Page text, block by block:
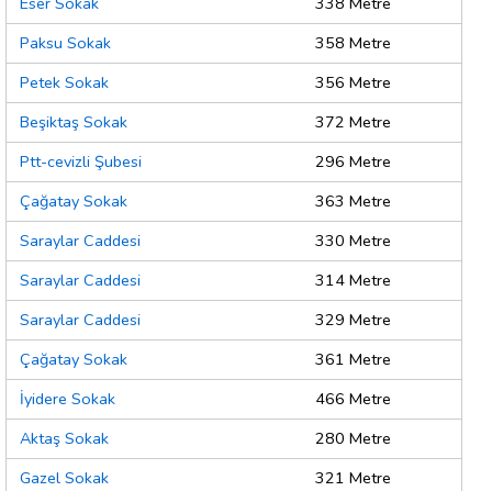
Paksu Sokak
358 Metre
Petek Sokak
356 Metre
Beşiktaş Sokak
372 Metre
Ptt-cevizli Şubesi
296 Metre
Çağatay Sokak
363 Metre
Saraylar Caddesi
330 Metre
Saraylar Caddesi
314 Metre
Saraylar Caddesi
329 Metre
Çağatay Sokak
361 Metre
İyidere Sokak
466 Metre
Aktaş Sokak
280 Metre
Gazel Sokak
321 Metre